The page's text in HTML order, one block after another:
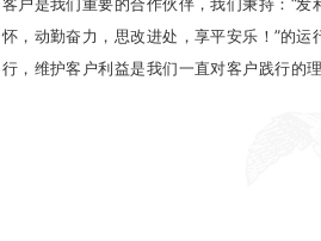
怀，动勤奋力，思改进处，享平安乐！”的运
行，维护客户利益是我们一直对客户践行的理